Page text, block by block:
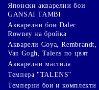
Японски акварелни бои
GANSAI TAMBI
Акварелни бои Daler
Rowney на бройка
Акварели Goya, Rembrandt,
Van Gogh, Talens по цвят
Акварелни мастила
Темпера "TALENS"
Темперни бои и комплекти